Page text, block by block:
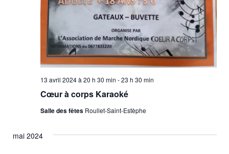
Cœur à corps Karaoké
13 avril 2024 à 20 h 30 min -23 h 30 min
Salle des fêtes Roullet-Saint-Estèphe
mai 2024